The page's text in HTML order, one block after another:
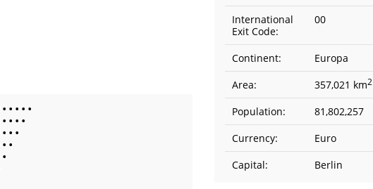
• • • • •
• • • •
• • •
• •
•
International
Exit Code:
00
Continent:
Europa
Area:
357,021 km2
Population:
81,802,257
Currency:
Euro
Capital:
Berlin